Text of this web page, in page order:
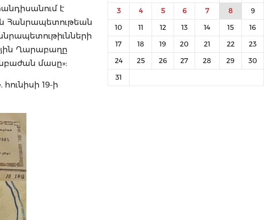
է
Հանրապետութեան
Ղարաբաղը
մասը»:
19-ի
3 4 5 6 7 8 9
10 11 12 13 14 15 16
17 18 19 20 21 22 23
24 25 26 27 28 29 30
31